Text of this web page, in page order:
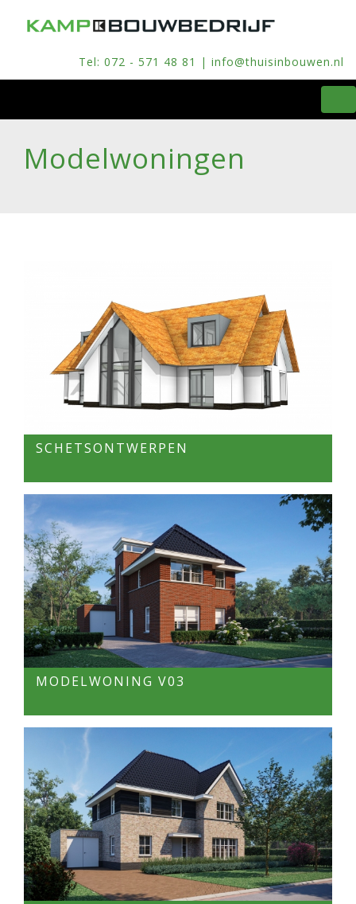
Tel: 072 - 571 48 81 | info@thuisinbouwen.nl
Modelwoningen
SCHETSONTWERPEN
MODELWONING V03